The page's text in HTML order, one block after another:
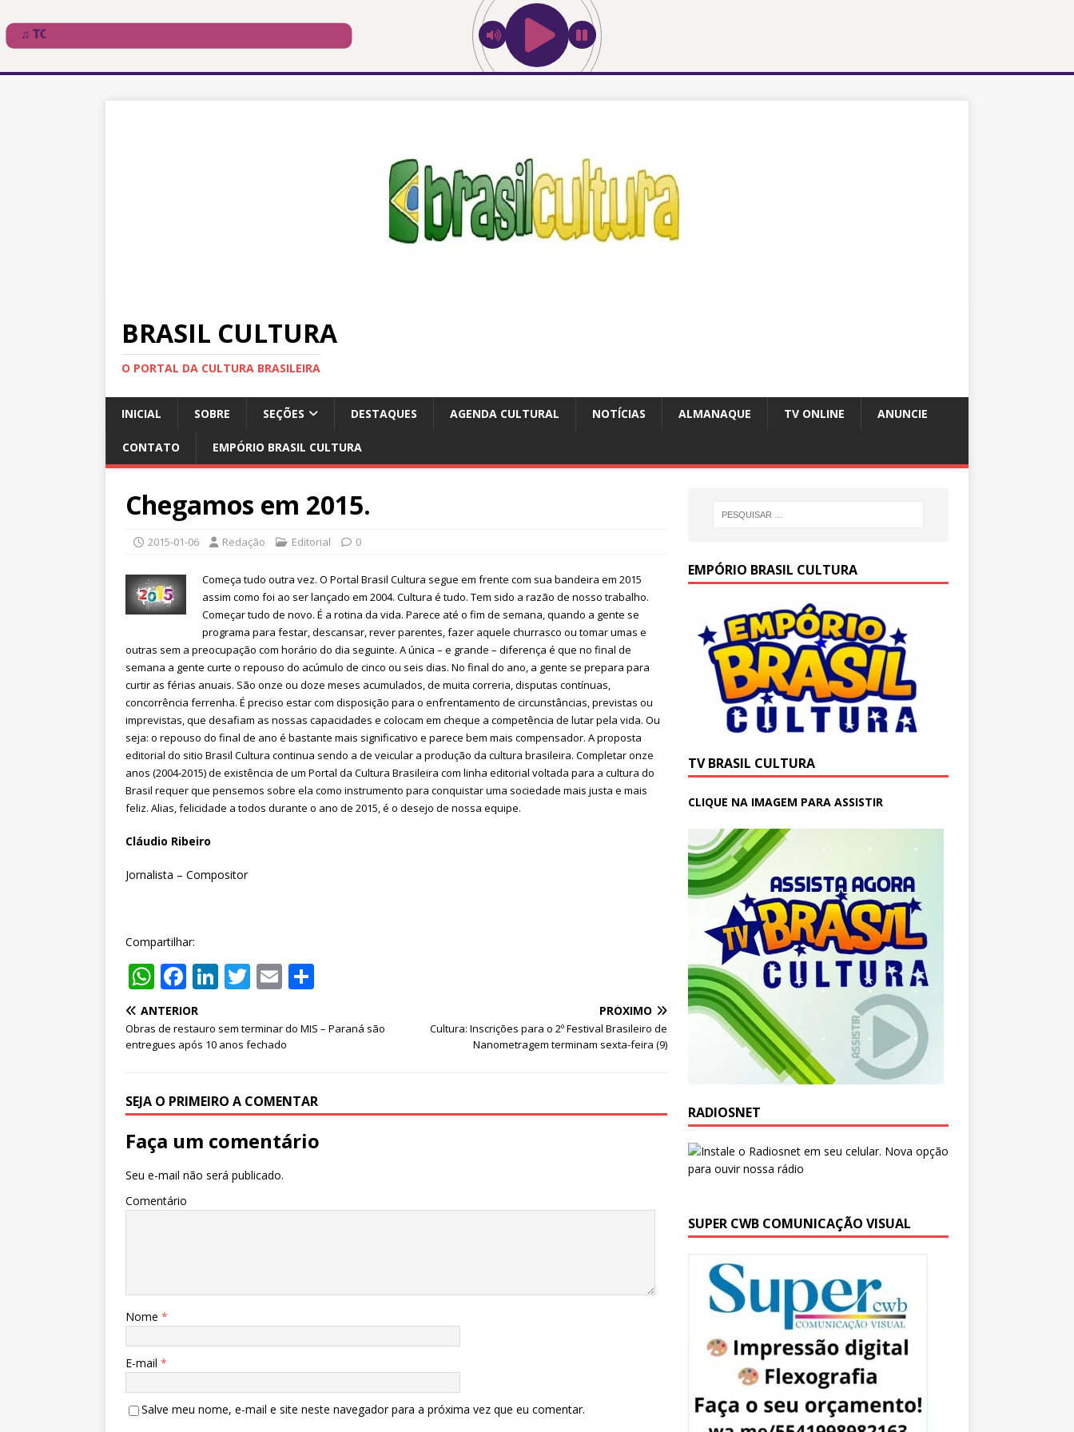
BRASIL CULTURA
O PORTAL DA CULTURA BRASILEIRA
INICIAL SOBRE SEÇÕES DESTAQUES AGENDA CULTURAL NOTÍCIAS ALMANAQUE TV ONLINE ANUNCIE
CONTATO EMPÓRIO BRASIL CULTURA
Chegamos em 2015.
2015-01-06 Redação Editorial 0
Começa tudo outra vez. O Portal Brasil Cultura segue em frente com sua bandeira em 2015
assim como foi ao ser lançado em 2004. Cultura é tudo. Tem sido a razão de nosso trabalho.
Começar tudo de novo. É a rotina da vida. Parece até o fim de semana, quando a gente se
programa para festar, descansar, rever parentes, fazer aquele churrasco ou tomar umas e
outras sem a preocupação com horário do dia seguinte. A única – e grande – diferença é que no final de
semana a gente curte o repouso do acúmulo de cinco ou seis dias. No final do ano, a gente se prepara para
curtir as férias anuais. São onze ou doze meses acumulados, de muita correria, disputas contínuas,
concorrência ferrenha. É preciso estar com disposição para o enfrentamento de circunstâncias, previstas ou
imprevistas, que desafiam as nossas capacidades e colocam em cheque a competência de lutar pela vida. Ou
seja: o repouso do final de ano é bastante mais significativo e parece bem mais compensador. A proposta
editorial do sitio Brasil Cultura continua sendo a de veicular a produção da cultura brasileira. Completar onze
anos (2004-2015) de existência de um Portal da Cultura Brasileira com linha editorial voltada para a cultura do
Brasil requer que pensemos sobre ela como instrumento para conquistar uma sociedade mais justa e mais
feliz. Alias, felicidade a todos durante o ano de 2015, é o desejo de nossa equipe.
Cláudio Ribeiro
Jornalista – Compositor
Compartilhar:
W
h
at
s
p
p
F
a
c
e
o
o
k
Li
k
e
n
T
it
te
E
ai
l
ar
ANTERIOR
Obras de restauro sem terminar do MIS – Paraná são
entregues após 10 anos fechado
PRÓXIMO
Cultura: Inscrições para o 2º Festival Brasileiro de
Nanometragem terminam sexta-feira (9)
SEJA O PRIMEIRO A COMENTAR
Faça um comentário
Seu e-mail não será publicado.
Comentário
Nome *
E-mail *
Salve meu nome, e-mail e site neste navegador para a próxima vez que eu comentar.
EMPÓRIO BRASIL CULTURA
TV BRASIL CULTURA
CLIQUE NA IMAGEM PARA ASSISTIR
RADIOSNET
SUPER CWB COMUNICAÇÃO VISUAL